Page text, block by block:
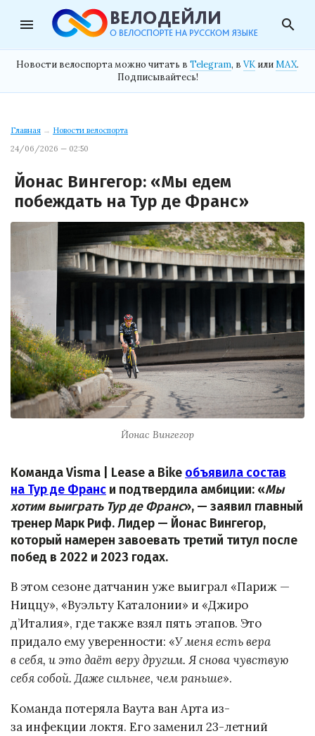
menu search
Новости велоспорта можно читать в Telegram, в VK илиMAX.
Подписывайтесь!
Главная → Новости велоспорта
24/06/2026 — 02:50
Йонас Вингегор: «Мы едем
побеждать на Тур де Франс»
Йонас Вингегор
Команда Visma | Lease a Bike объявила состав
на Тур де Франс и подтвердила амбиции: «Мы
хотим выиграть Тур де Франс», — заявил главный
тренер Марк Риф. Лидер — Йонас Вингегор,
который намерен завоевать третий титул после
побед в 2022 и 2023 годах.
В этом сезоне датчанин уже выиграл «Париж —
Ниццу», «Вуэльту Каталонии» и «Джиро
д’Италия», где также взял пять этапов. Это
придало ему уверенности: «У меня есть вера
в себя, и это даёт веру другим. Я снова чувствую
себя собой. Даже сильнее, чем раньше».
Команда потеряла Ваута ван Арта из-
за инфекции локтя. Его заменил 23-летний